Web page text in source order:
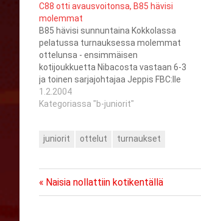
C88 otti avausvoitonsa, B85 hävisi
molemmat
B85 hävisi sunnuntaina Kokkolassa
pelatussa turnauksessa molemmat
ottelunsa - ensimmäisen
kotijoukkuetta Nibacosta vastaan 6-3
ja toinen sarjajohtajaa Jeppis FBC:lle
4-2. C88 otti kauden avausvoitonsa
Maskussa lauantaina.
luvuin 6-1 mutta turnauksen toisessa
päättyy Paimiossa…
1.2.2004
Kategoriassa "b-juniorit"
juniorit ottelut turnaukset
Artikkelien
Previous
Post:
Naisia nollattiin kotikentällä